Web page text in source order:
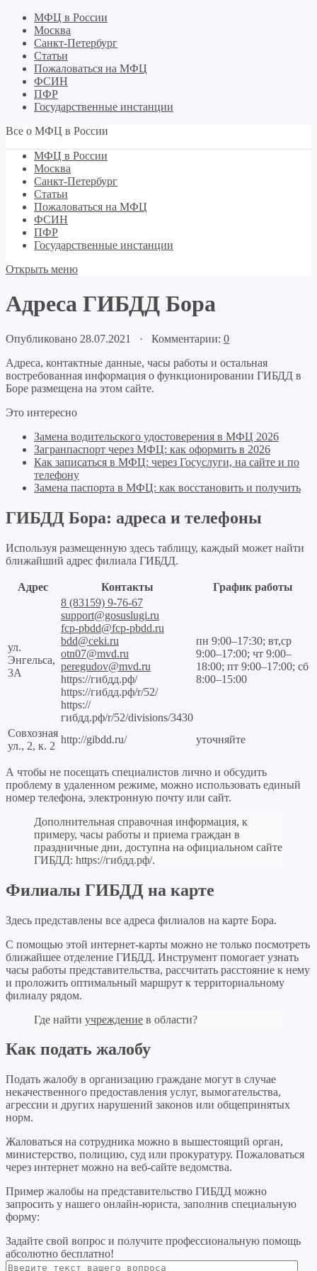
МФЦ в России
Москва
Санкт-Петербург
Статьи
Пожаловаться на МФЦ
ФСИН
ПФР
Государственные инстанции
Все о МФЦ в России
МФЦ в России
Москва
Санкт-Петербург
Статьи
Пожаловаться на МФЦ
ФСИН
ПФР
Государственные инстанции
Открыть меню
Адреса ГИБДД Бора
Опубликовано 28.07.2021 · Комментарии: 0
Адреса, контактные данные, часы работы и остальная
востребованная информация о функционировании ГИБДД в
Боре размещена на этом сайте.
Это интересно
Замена водительского удостоверения в МФЦ 2026
Загранпаспорт через МФЦ: как оформить в 2026
Как записаться в МФЦ: через Госуслуги, на сайте и по
телефону
Замена паспорта в МФЦ: как восстановить и получить
ГИБДД Бора: адреса и телефоны
Используя размещенную здесь таблицу, каждый может найти
ближайший адрес филиала ГИБДД.
Адрес Контакты График работы
ул.
Энгельса,
3А
8 (83159) 9-76-67
support@gosuslugi.ru
fcp-pbdd@fcp-pbdd.ru
bdd@ceki.ru
otn07@mvd.ru
peregudov@mvd.ru
https://гибдд.рф/
https://гибдд.рф/r/52/
https://
гибдд.рф/r/52/divisions/3430
пн 9:00–17:30; вт,ср
9:00–17:00; чт 9:00–
18:00; пт 9:00–17:00; сб
8:00–15:00
Совхозная
ул., 2, к. 2
http://gibdd.ru/ уточняйте
А чтобы не посещать специалистов лично и обсудить
проблему в удаленном режиме, можно использовать единый
номер телефона, электронную почту или сайт.
Дополнительная справочная информация, к
примеру, часы работы и приема граждан в
праздничные дни, доступна на официальном сайте
ГИБДД: https://гибдд.рф/.
Филиалы ГИБДД на карте
Здесь представлены все адреса филиалов на карте Бора.
С помощью этой интернет-карты можно не только посмотреть
ближайшее отделение ГИБДД. Инструмент помогает узнать
часы работы представительства, рассчитать расстояние к нему
и проложить оптимальный маршрут к территориальному
филиалу рядом.
Где найти учреждение в области?
Как подать жалобу
Подать жалобу в организацию граждане могут в случае
некачественного предоставления услуг, вымогательства,
агрессии и других нарушений законов или общепринятых
норм.
Жаловаться на сотрудника можно в вышестоящий орган,
министерство, полицию, суд или прокуратуру. Пожаловаться
через интернет можно на веб-сайте ведомства.
Пример жалобы на представительство ГИБДД можно
запросить у нашего онлайн-юриста, заполнив специальную
форму:
Задайте свой вопрос и получите профессиональную помощь
абсолютно бесплатно!